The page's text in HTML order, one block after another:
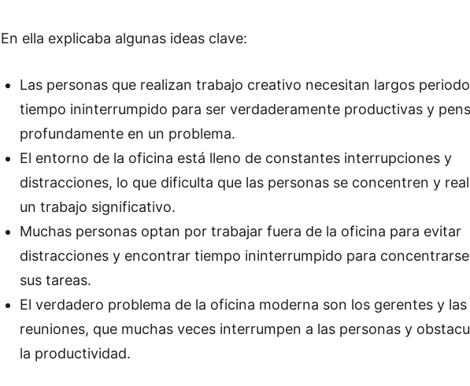
En ella explicaba algunas ideas clave:
Las personas que realizan trabajo creativo necesitan largos
tiempo ininterrumpido para ser verdaderamente productivas y
profundamente en un problema.
El entorno de la oficina está lleno de constantes interrupciones y
distracciones, lo que dificulta que las personas se concentren y
un trabajo significativo.
Muchas personas optan por trabajar fuera de la oficina para evitar
distracciones y encontrar tiempo ininterrumpido para
sus tareas.
El verdadero problema de la oficina moderna son los gerentes y las
reuniones, que muchas veces interrumpen a las personas y
la productividad.